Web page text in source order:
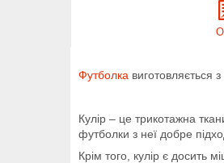
Футболка виготовляється
Кулір – це трикотажна
футболки з неї добре
Крім того, кулір є досить